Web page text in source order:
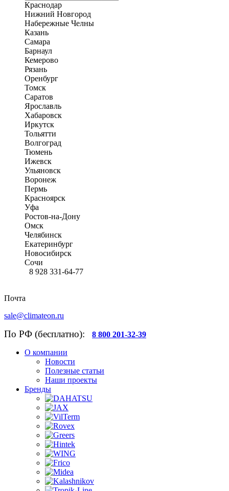
Краснодар
Нижний Новгород
Набережные Челны
Казань
Самара
Барнаул
Кемерово
Рязань
Оренбург
Томск
Саратов
Ярославль
Хабаровск
Иркутск
Тольятти
Волгоград
Тюмень
Ижевск
Ульяновск
Воронеж
Пермь
Красноярск
Уфа
Ростов-на-Дону
Омск
Челябинск
Екатеринбург
Новосибирск
Сочи
8 928 331-64-77
Почта
sale@climateon.ru
По РФ (бесплатно): 8 800 201-32-39
О компании
Новости
Полезные статьи
Наши проекты
Бренды